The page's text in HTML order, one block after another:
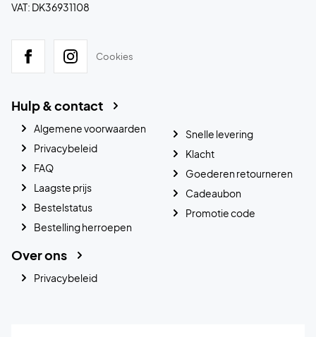
VAT: DK36931108
Cookies
Hulp & contact
Algemene voorwaarden
Privacybeleid
FAQ
Laagste prijs
Bestelstatus
Bestelling herroepen
Snelle levering
Klacht
Goederen retourneren
Cadeaubon
Promotie code
Over ons
Privacybeleid